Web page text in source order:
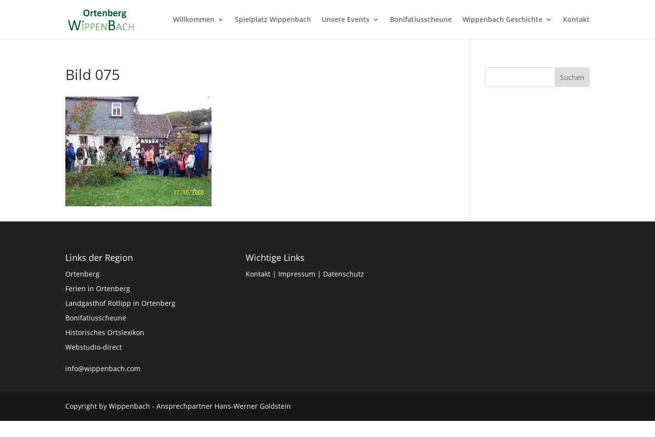
Willkommen Spielplatz Wippenbach Unsere Events Bonifatiusscheune Wippenbach Geschichte Kontakt
Bild 075
Links der Region
Ortenberg
Ferien in Ortenberg
Landgasthof Rotlipp in Ortenberg
Bonifatiusscheune
Historisches Ortslexikon
Webstudio-direct
info@wippenbach.com
Wichtige Links
Kontakt| Impressum | Datenschutz
Copyright by Wippenbach - Ansprechpartner Hans-Werner Goldstein